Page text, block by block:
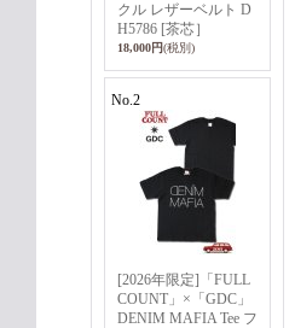
クル レザーベルト D
H5786 [茶芯］
18,000円(税別)
No.2
[2026年限定]「FULL
COUNT」×「GDC」
DENIM MAFIA Tee フ